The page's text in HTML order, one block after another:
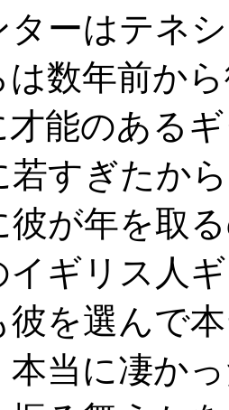
ターはテネ
は数年前か
才能のある
若すぎたか
彼が年を取
イギリス人
彼を選んで
本当に凄か